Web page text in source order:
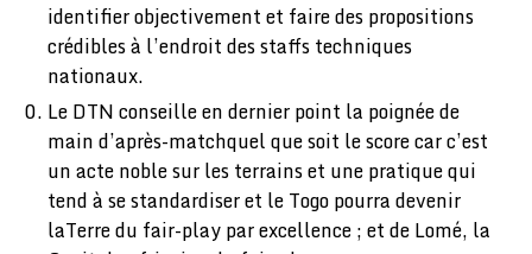
identifier objectivement et faire des propositions
crédibles à l’endroit des staffs techniques
nationaux.
Le DTN conseille en dernier point la poignée de
main d’après-matchquel que soit le score car c’est
un acte noble sur les terrains et une pratique qui
tend à se standardiser et le Togo pourra devenir
laTerre du fair-play par excellence ; et de Lomé, la